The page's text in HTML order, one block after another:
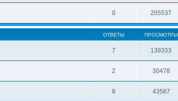
0 205537
ОТВЕТЫ ПРОСМОТРЫ
7 139333
2 30478
8 43587